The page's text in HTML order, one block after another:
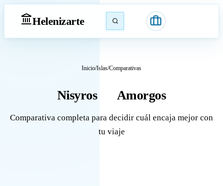
Helenizarte
Inicio/Islas/Comparativas
Nisyros Amorgos
Comparativa completa para decidir cuál encaja mejor con
tu viaje